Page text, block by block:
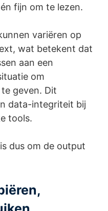
fijn om te lezen.
variëren op
wat betekent dat
aan een
om
geven. Dit
data-integriteit bij
tools.
dus om de output